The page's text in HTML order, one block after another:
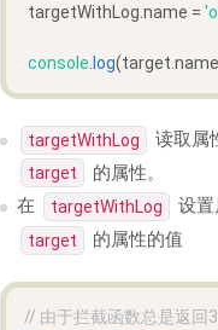
targetWithLog. name =
console log(target. name
targetWithLog 读取属
target
的属性。
在
targetWithLog 设
target 的属性的值
// 由于拦截函数总是返回